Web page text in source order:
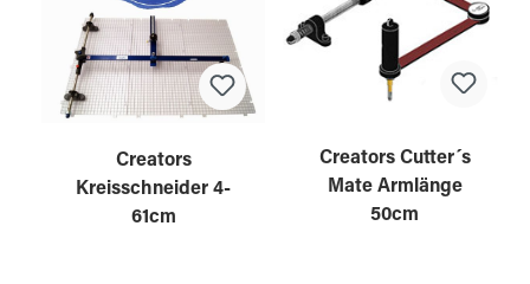
Creators
Kreisschneider 4-
61cm
Creators Cutter´s
Mate Armlänge
50cm